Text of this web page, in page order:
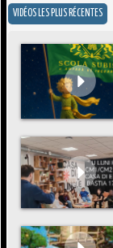
VIDÉOS LES PLUS RÉCENTES